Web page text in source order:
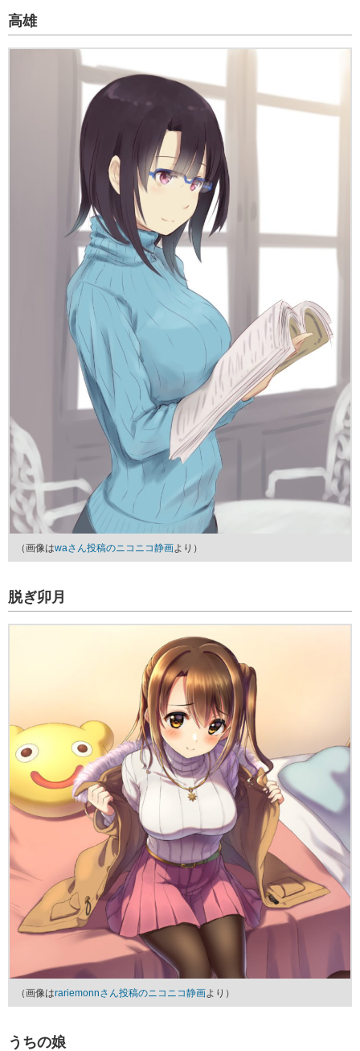
高雄
（画像はwaさん投稿のニコニコ静画より）
脱ぎ卯月
（画像はrariemonnさん投稿のニコニコ静画より）
うちの娘